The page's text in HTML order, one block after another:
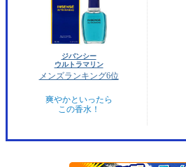
ジバンシー
ウルトラマリン
メンズランキング6位
爽やかといったら
この香水！